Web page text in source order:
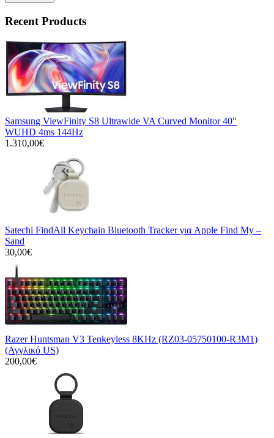
Recent Products
Samsung ViewFinity S8 Ultrawide VA Curved Monitor 40"
WUHD 4ms 144Hz
1.310,00€
Satechi FindAll Keychain Bluetooth Tracker για Apple Find My –
Sand
30,00€
Razer Huntsman V3 Tenkeyless 8KHz (RZ03-05750100-R3M1)
(Αγγλικό US)
200,00€